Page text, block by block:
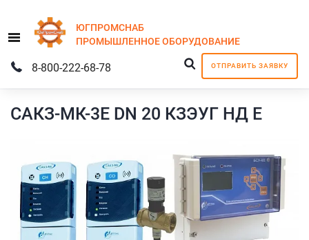
Menu
ЮГПРОМСНАБ
ПРОМЫШЛЕННОЕОБОРУДОВАНИЕ
ОТПРАВИТЬ ЗАЯВКУ
8-800-222-68-78
САКЗ-МК-3Е DN 20 КЗЭУГ НД Е